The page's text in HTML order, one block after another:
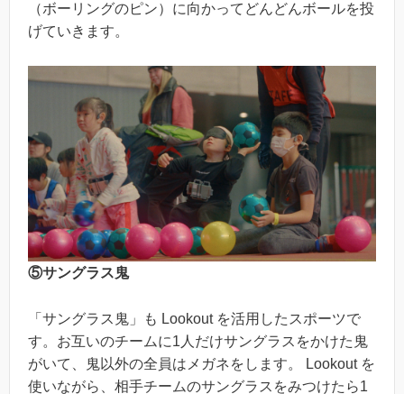
（ボーリングのピン）に向かってどんどんボールを投
げていきます。
⑤サングラス鬼
「サングラス鬼」も Lookout を活用したスポーツで
す。お互いのチームに1人だけサングラスをかけた鬼
がいて、鬼以外の全員はメガネをします。 Lookout を
使いながら、相手チームのサングラスをみつけたら1